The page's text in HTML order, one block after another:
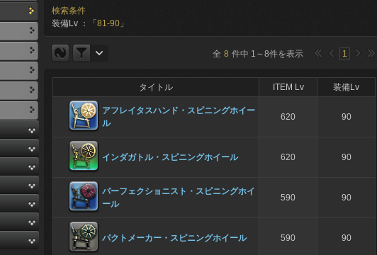
検索条件
装備Lv ：「 81-90 」
全 8 件中 1 ～8件を表示 1
タイトル ITEM Lv 装備Lv
アフレイタスハンド・スピニングホイー
ル
620 90
インダガトル・スピニングホイール 620 90
パーフェクショニスト・スピニングホイ
ール
590 90
パクトメーカー・スピニングホイール 590 90